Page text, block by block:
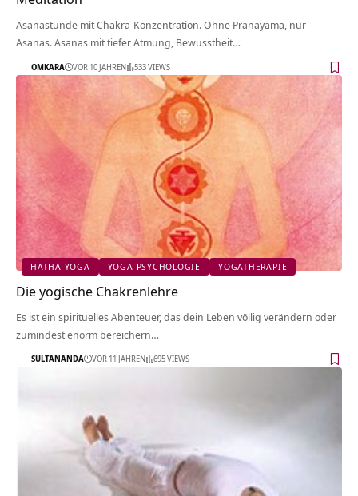
Asanastunde mit Chakra-Konzentration. Ohne Pranayama, nur
Asanas. Asanas mit tiefer Atmung, Bewusstheit…
OMKARA VOR 10 JAHREN 533 VIEWS
HATHA YOGA YOGA PSYCHOLOGIE YOGATHERAPIE
Die yogische Chakrenlehre
Es ist ein spirituelles Abenteuer, das dein Leben völlig verändern oder
zumindest enorm bereichern…
SULTANANDA VOR 11 JAHREN 695 VIEWS